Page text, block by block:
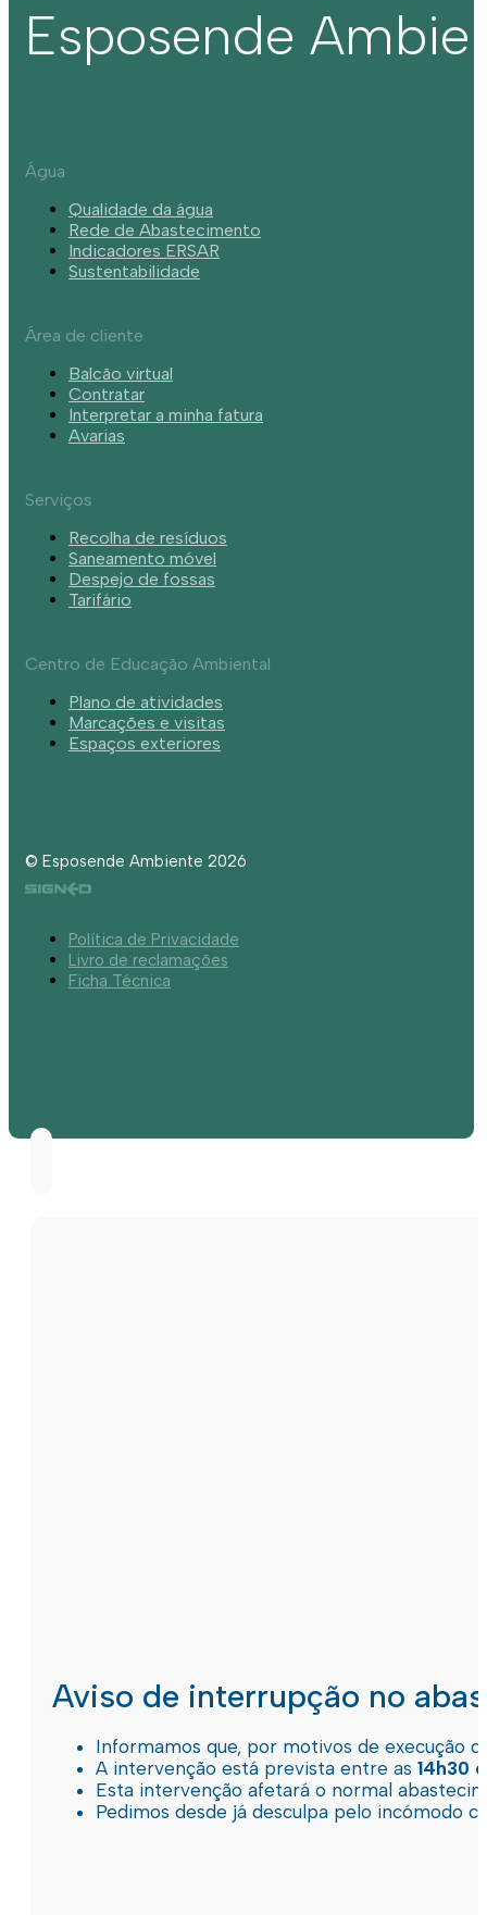
Esposende
Água
Qualidade da água
Rede de Abastecimento
Indicadores ERSAR
Sustentabilidade
Área de cliente
Balcão virtual
Contratar
Interpretar a minha fatura
Avarias
Serviços
Recolha de resíduos
Saneamento móvel
Despejo de fossas
Tarifário
Centro de Educação Ambiental
Plano de atividades
Marcações e visitas
Espaços exteriores
© Esposende Ambiente 2026
Política de Privacidade
Livro de reclamações
Ficha Técnica
Aviso de interrupção no
Informamos que, por motivos de execução
A intervenção está prevista entre as 14h30
Esta intervenção afetará o normal
Pedimos desde já desculpa pelo incómodo